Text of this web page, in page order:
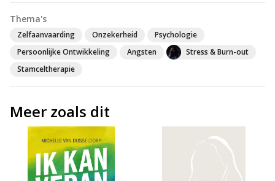
Thema's
Zelfaanvaarding Onzekerheid
Psychologie
Persoonlijke Ontwikkeling
Angsten
Stress & Burn-out
Stamceltherapie
Meer zoals dit